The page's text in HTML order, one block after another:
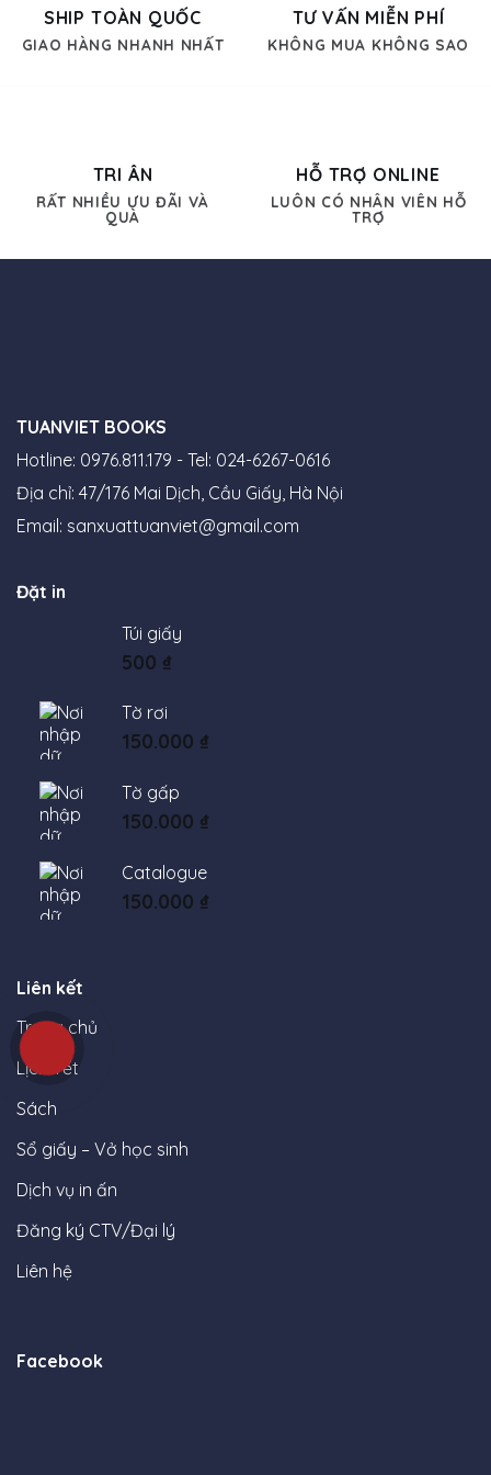
SHIP TOÀN QUỐC
GIAO HÀNG NHANH NHẤT
TƯ VẤN MIỄN PHÍ
KHÔNG MUA KHÔNG SAO
TRI ÂN
RẤT NHIỀU ƯU ĐÃI VÀ
QUÀ
HỖ TRỢ ONLINE
LUÔN CÓ NHÂN VIÊN HỖ
TRỢ
TUANVIET BOOKS
Hotline: 0976.811.179 - Tel: 024-6267-0616
Địa chỉ: 47/176 Mai Dịch, Cầu Giấy, Hà Nội
Email: sanxuattuanviet@gmail.com
Đặt in
Túi giấy
500 ₫
Tờ rơi
150.000 ₫
Tờ gấp
150.000 ₫
Catalogue
150.000 ₫
Liên kết
Trang chủ
Lịch Tết
Sách
Sổ giấy – Vở học sinh
Dịch vụ in ấn
Đăng ký CTV/Đại lý
Liên hệ
Facebook